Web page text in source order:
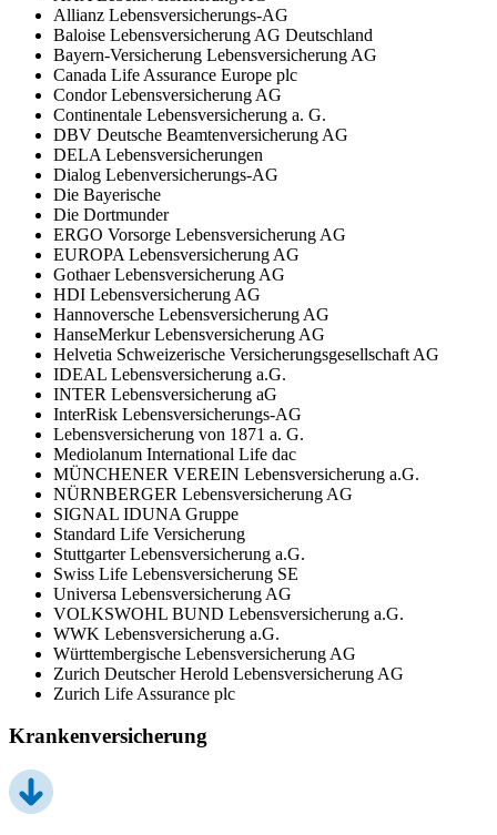
Allianz Lebensversicherungs-AG
Baloise Lebensversicherung AG Deutschland
Bayern-Versicherung Lebensversicherung AG
Canada Life Assurance Europe plc
Condor Lebensversicherung AG
Continentale Lebensversicherung a. G.
DBV Deutsche Beamtenversicherung AG
DELA Lebensversicherungen
Dialog Lebenversicherungs-AG
Die Bayerische
Die Dortmunder
ERGO Vorsorge Lebensversicherung AG
EUROPA Lebensversicherung AG
Gothaer Lebensversicherung AG
HDI Lebensversicherung AG
Hannoversche Lebensversicherung AG
HanseMerkur Lebensversicherung AG
Helvetia Schweizerische Versicherungsgesellschaft AG
IDEAL Lebensversicherung a.G.
INTER Lebensversicherung aG
InterRisk Lebensversicherungs-AG
Lebensversicherung von 1871 a. G.
Mediolanum International Life dac
MÜNCHENER VEREIN Lebensversicherung a.G.
NÜRNBERGER Lebensversicherung AG
SIGNAL IDUNA Gruppe
Standard Life Versicherung
Stuttgarter Lebensversicherung a.G.
Swiss Life Lebensversicherung SE
Universa Lebensversicherung AG
VOLKSWOHL BUND Lebensversicherung a.G.
WWK Lebensversicherung a.G.
Württembergische Lebensversicherung AG
Zurich Deutscher Herold Lebensversicherung AG
Zurich Life Assurance plc
Krankenversicherung